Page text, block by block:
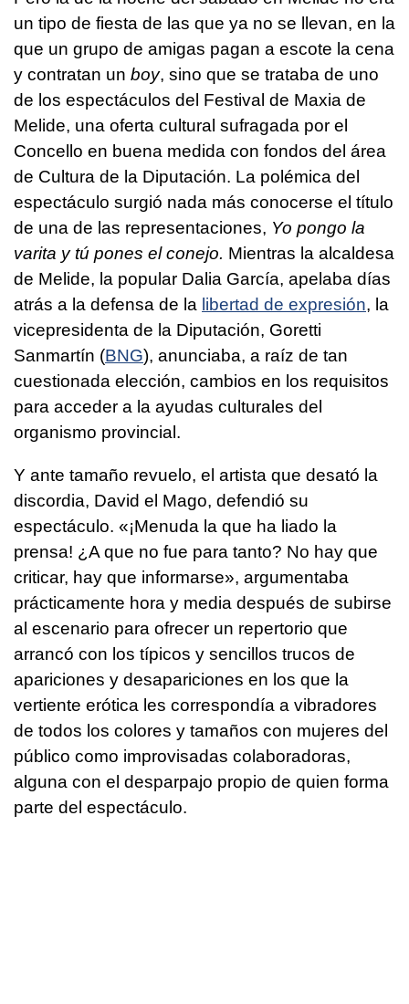
un tipo de fiesta de las que ya no se llevan, en la
que un grupo de amigas pagan a escote la cena
y contratan un boy, sino que se trataba de uno
de los espectáculos del Festival de Maxia de
Melide, una oferta cultural sufragada por el
Concello en buena medida con fondos del área
de Cultura de la Diputación. La polémica del
espectáculo surgió nada más conocerse el título
de una de las representaciones, Yo pongo la
varita y tú pones el conejo. Mientras la alcaldesa
de Melide, la popular Dalia García, apelaba días
atrás a la defensa de la libertad de expresión, la
vicepresidenta de la Diputación, Goretti
Sanmartín (BNG), anunciaba, a raíz de tan
cuestionada elección, cambios en los requisitos
para acceder a la ayudas culturales del
organismo provincial.
Y ante tamaño revuelo, el artista que desató la
discordia, David el Mago, defendió su
espectáculo. «¡Menuda la que ha liado la
prensa! ¿A que no fue para tanto? No hay que
criticar, hay que informarse», argumentaba
prácticamente hora y media después de subirse
al escenario para ofrecer un repertorio que
arrancó con los típicos y sencillos trucos de
apariciones y desapariciones en los que la
vertiente erótica les correspondía a vibradores
de todos los colores y tamaños con mujeres del
público como improvisadas colaboradoras,
alguna con el desparpajo propio de quien forma
parte del espectáculo.